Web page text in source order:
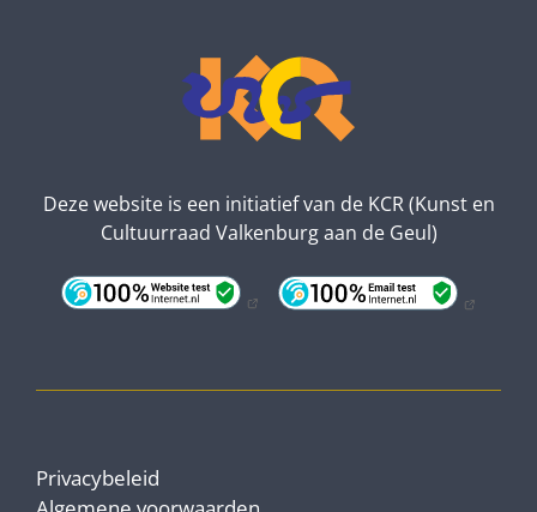
Deze website is een initiatief van de KCR (Kunst en
Cultuurraad Valkenburg aan de Geul)
Privacybeleid